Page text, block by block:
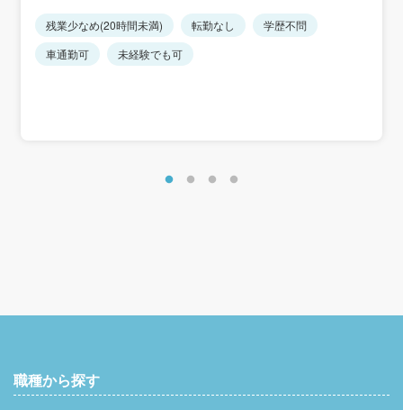
残業少なめ(20時間未満) 転勤なし
学歴不問
車通勤可
未経験でも可
職種から探す